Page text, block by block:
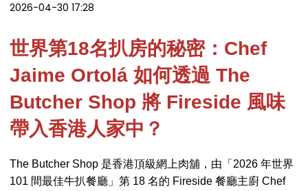
2026-04-30 17:28
世界第18名扒房的秘密： Chef
Jaime Ortolá 如何透過 The
Butcher Shop 將 Fireside 風味
帶入香港人家中？
The Butcher Shop 是香港頂級網上肉舖，由「2026 年世界
101 間最佳牛扒餐廳」第 18 名的 Fireside 餐廳主廚 Chef